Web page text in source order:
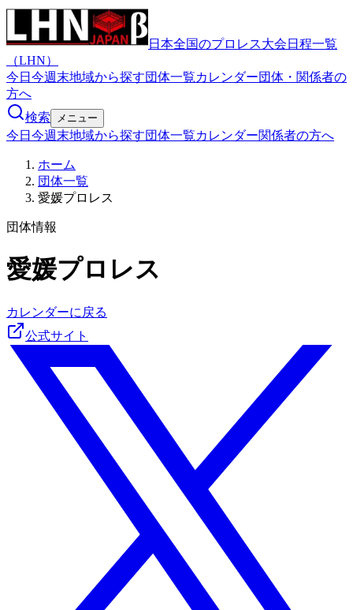
日本全国のプロレス大会日程一覧
（LHN）
今日 今週末地域から探す団体一覧カレンダー団体・関係者の
方へ
検索
メニュー
今日 今週末地域から探す団体一覧カレンダー関係者の方へ
ホーム
団体一覧
愛媛プロレス
団体情報
愛媛プロレス
カレンダーに戻る
公式サイト